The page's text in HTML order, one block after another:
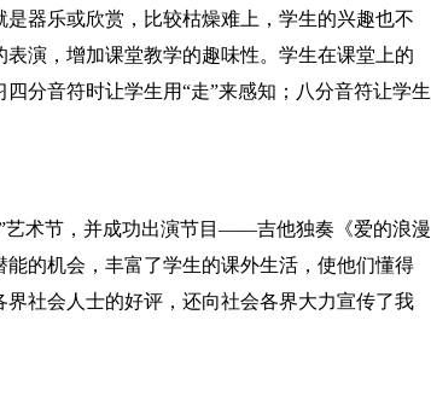
器乐或欣赏，比较枯燥难上，学生的兴趣也不
演，增加课堂教学的趣味性。学生在课堂上的
分音符时让学生用“走”来感知；八分音符让学生
艺术节，并成功出演节目——吉他独奏《爱的浪漫
的机会，丰富了学生的课外生活，使他们懂得
社会人士的好评，还向社会各界大力宣传了我